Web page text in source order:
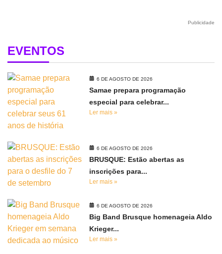
Publicidade
EVENTOS
6 DE AGOSTO DE 2026
Samae prepara programação
especial para celebrar...
Ler mais »
6 DE AGOSTO DE 2026
BRUSQUE: Estão abertas as
inscrições para...
Ler mais »
6 DE AGOSTO DE 2026
Big Band Brusque homenageia Aldo
Krieger...
Ler mais »